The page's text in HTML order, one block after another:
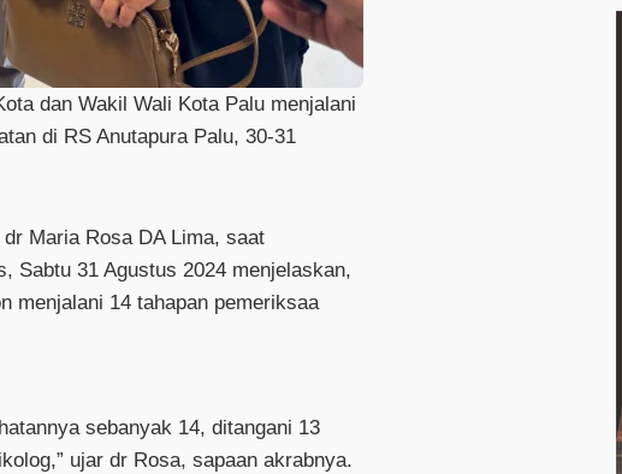
dan Wakil Wali Kota Palu menjalani
di RS Anutapura Palu, 30-31
Maria Rosa DA Lima, saat
Sabtu 31 Agustus 2024 menjelaskan,
menjalani 14 tahapan pemeriksaa
sebanyak 14, ditangani 13
ujar dr Rosa, sapaan akrabnya.